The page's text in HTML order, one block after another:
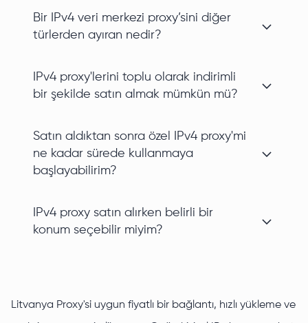
Bir IPv4 veri merkezi proxy’sini diğer
türlerden ayıran nedir?
IPv4 proxy'lerini toplu olarak indirimli
bir şekilde satın almak mümkün mü?
Satın aldıktan sonra özel IPv4 proxy'mi
ne kadar sürede kullanmaya
başlayabilirim?
IPv4 proxy satın alırken belirli bir
konum seçebilir miyim?
Litvanya Proxy'si uygun fiyatlı bir bağlantı, hızlı yükleme ve